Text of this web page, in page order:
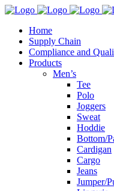
Home
Supply Chain
Compliance and
Products
Men’s
Tee
Polo
Joggers
Sweat
Hoddie
Bottom/
Cardigan
Cargo
Jeans
Jumper/